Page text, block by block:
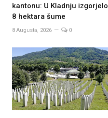
kantonu: U Kladnju izgorjelo
8 hektara šume
8 Augusta, 2026 0